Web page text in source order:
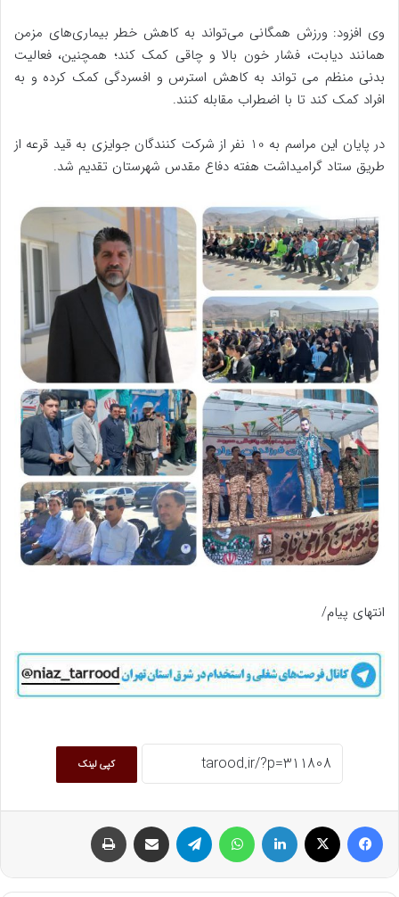
وی افزود: ورزش همگانی می‌تواند به کاهش خطر بیماری‌های مزمن
همانند دیابت‌، فشار خون بالا و چاقی کمک کند؛ همچنین، فعالیت
بدنی منظم می تواند به کاهش استرس و افسردگی کمک کرده و به
افراد کمک کند تا با اضطراب مقابله کنند.
در پایان این مراسم به 10 نفر از شرکت کنندگان جوایزی به قید قرعه‌
از
طریق ستاد گرامیداشت هفته دفاع مقدس شهرستان تقدیم شد.
انتهای پیام/
کپی لینک
ایکس